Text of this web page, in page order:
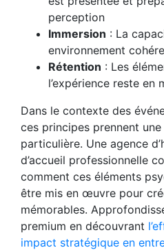
perception
Immersion : La
environnement
Rétention : Les
l’expérience reste en
Dans le contexte des
ces principes prennent
particulière. Une agence
d’accueil professionnelle
comment ces éléments
être mis en œuvre pour
mémorables.
premium en découvrant
impact stratégique en